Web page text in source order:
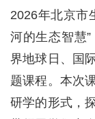
2026年北京市
河的生态智慧
界地球日、国
题课程。本次
研学的形式，